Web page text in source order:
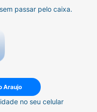
passar pelo caixa.
Araujo
no seu celular